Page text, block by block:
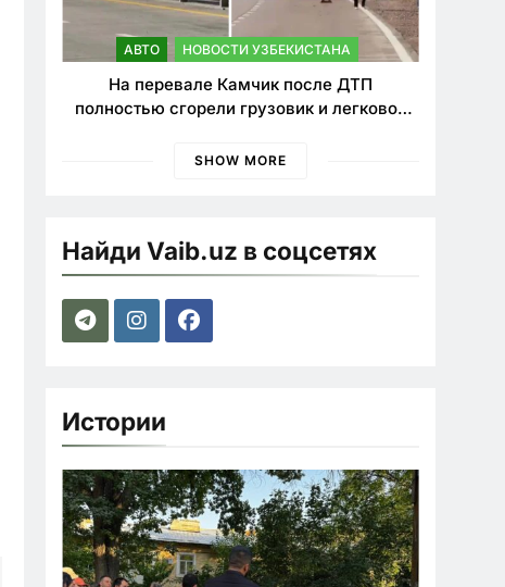
АВТО НОВОСТИ УЗБЕКИСТАНА
На перевале Камчик после ДТП
полностью сгорели грузовик и легковой
SHOW MORE
Найди Vaib.uz в соцсетях
Истории